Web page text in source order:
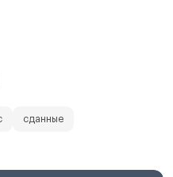
сданные